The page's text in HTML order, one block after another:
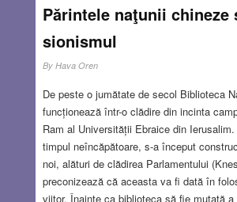
Părintele naţunii chineze
sionismul
By Hava Oren
De peste o jumătate de secol Biblioteca
funcționează într-o clădire din incinta
Ram al Universității Ebraice din
timpul neîncăpătoare, s-a început
noi, alături de clădirea Parlamentului
preconizează că aceasta va fi dată în
viitor. Înainte ca biblioteca să fie mutată